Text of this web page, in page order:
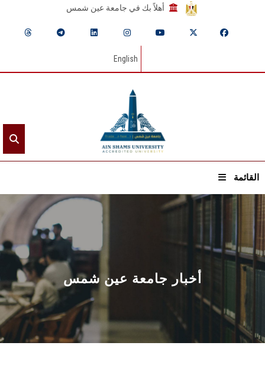
أهلاً بك في جامعة عين شمس
English
القائمة
الرئيسيـة
عن الجامعة
القطاعـات
الشئون الأكاديمية
البحث العلمي
أخبار جامعة عين شمس